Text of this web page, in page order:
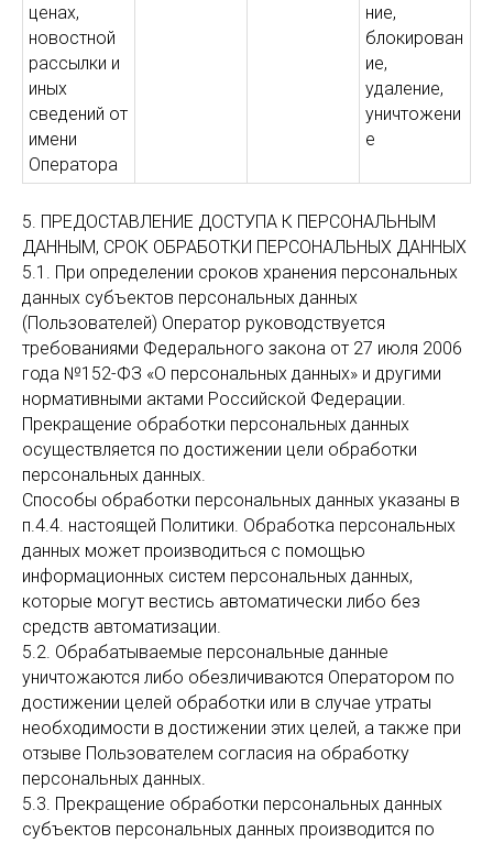
ценах,
новостной
рассылки и
иных
сведений от
имени
Оператора
ние,
блокирован
ие,
удаление,
уничтожени
е
5. ПРЕДОСТАВЛЕНИЕ ДОСТУПА К ПЕРСОНАЛЬНЫМ
ДАННЫМ, СРОК ОБРАБОТКИ ПЕРСОНАЛЬНЫХ ДАННЫХ
5.1. При определении сроков хранения персональных
данных субъектов персональных данных
(Пользователей) Оператор руководствуется
требованиями Федерального закона от 27 июля 2006
года №152-ФЗ «О персональных данных» и другими
нормативными актами Российской Федерации.
Прекращение обработки персональных данных
осуществляется по достижении цели обработки
персональных данных.
Способы обработки персональных данных указаны в
п.4.4. настоящей Политики. Обработка персональных
данных может производиться с помощью
информационных систем персональных данных,
которые могут вестись автоматически либо без
средств автоматизации.
5.2. Обрабатываемые персональные данные
уничтожаются либо обезличиваются Оператором по
достижении целей обработки или в случае утраты
необходимости в достижении этих целей, а также при
отзыве Пользователем согласия на обработку
персональных данных.
5.3. Прекращение обработки персональных данных
субъектов персональных данных производится по